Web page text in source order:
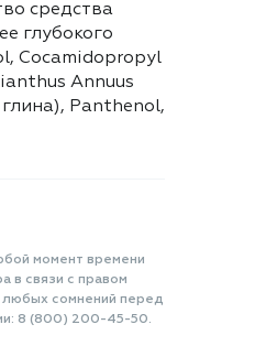
средства
глубокого
Cocamidopropyl
Annuus
Panthenol,
момент времени
в связи с правом
любых сомнений перед
8 (800) 200-45-50.